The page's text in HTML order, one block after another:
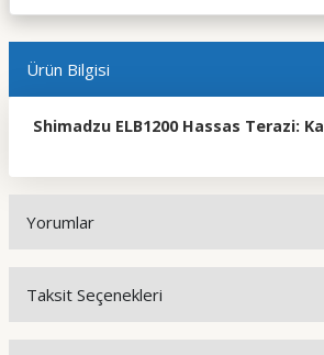
Ürün Bilgisi
Shimadzu ELB1200 Hassas Terazi:
Yorumlar
Taksit Seçenekleri